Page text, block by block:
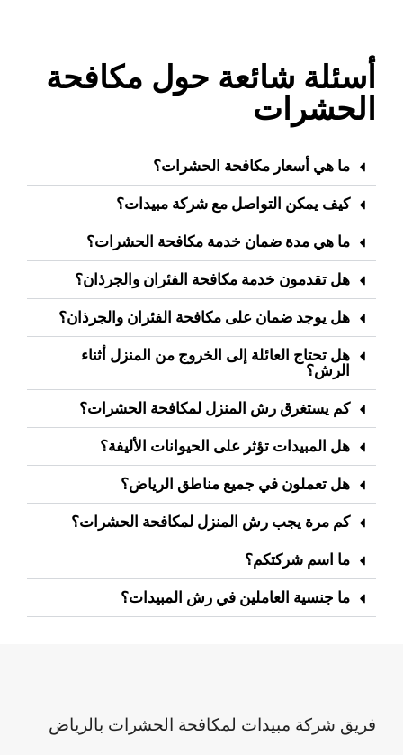
أسئلة شائعة حول مكافحة
الحشرات
ما هي أسعار مكافحة الحشرات؟
كيف يمكن التواصل مع شركة مبيدات؟
ما هي مدة ضمان خدمة مكافحة الحشرات؟
هل تقدمون خدمة مكافحة الفئران والجرذان؟
هل يوجد ضمان على مكافحة الفئران والجرذان؟
هل تحتاج العائلة إلى الخروج من المنزل أثناء
الرش؟
كم يستغرق رش المنزل لمكافحة الحشرات؟
هل المبيدات تؤثر على الحيوانات الأليفة؟
هل تعملون في جميع مناطق الرياض؟
كم مرة يجب رش المنزل لمكافحة الحشرات؟
ما اسم شركتكم؟
ما جنسية العاملين في رش المبيدات؟
فريق شركة مبيدات لمكافحة الحشرات بالرياض